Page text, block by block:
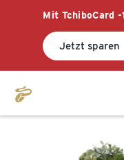
Mit TchiboCard
Jetzt sparen